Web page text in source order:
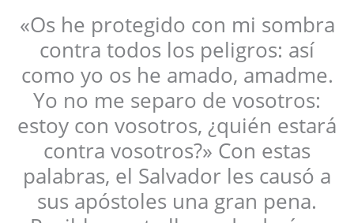
«Os he protegido con mi sombra
contra todos los peligros: así
como yo os he amado, amadme.
Yo no me separo de vosotros:
estoy con vosotros, ¿quién estará
contra vosotros?» Con estas
palabras, el Salvador les causó a
sus apóstoles una gran pena.